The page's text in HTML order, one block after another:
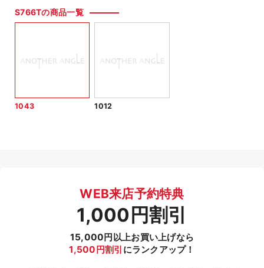
S766Tの商品一覧
1043 1012
WEB来店予約特典
1,000円割引
15,000円以上お買い上げなら
1,500円割引 にランクアップ！